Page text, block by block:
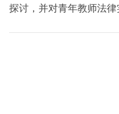
探讨，并对青年教师法律